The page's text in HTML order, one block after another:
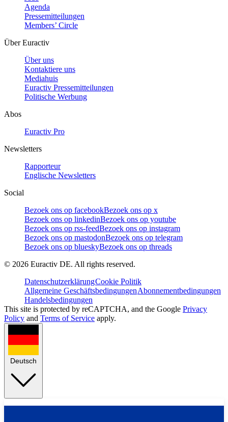
Agenda
Pressemitteilungen
Members’ Circle
Über Euractiv
Über uns
Kontaktiere uns
Mediahuis
Euractiv Pressemitteilungen
Politische Werbung
Abos
Euractiv Pro
Newsletters
Rapporteur
Englische Newsletters
Social
Bezoek ons op facebookBezoek ons op x
Bezoek ons op linkedinBezoek ons op youtube
Bezoek ons op rss-feedBezoek ons op instagram
Bezoek ons op mastodonBezoek ons op telegram
Bezoek ons op blueskyBezoek ons op threads
© 2026 Euractiv DE. All rights reserved.
DatenschutzerklärungCookie Politik
Allgemeine GeschäftsbedingungenAbonnementbedingungen
Handelsbedingungen
This site is protected by reCAPTCHA, and the Google Privacy
Policy and Terms of Service apply.
Deutsch